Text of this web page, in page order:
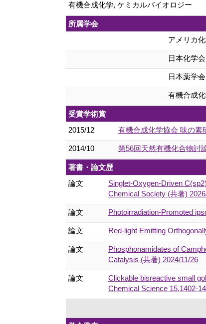
有機合成化学, ケミカルバイオロジー
所属学会
アメリカ
日本化学会
日本薬学会
有機合成
受賞学術賞
2015/12
有機合成化学協会 味の素
2014/10 第56回天然有機化合物討
著書・論文歴
論文
Singlet-Oxygen-Driven
Chemical Society (共著)
論文 Photoirradiation-Promoted
論文 Red‐light Emitting
論文
Phosphonamidates of
Catalysis (共著) 2024/11/26
論文
Clickable bisreactive small
Chemical Science 15,1402-